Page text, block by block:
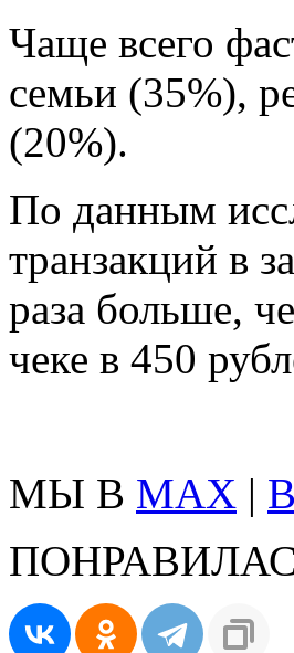
Чаще всего
семьи (35%),
(20%).
По данным
транзакций в
раза больше,
чеке в 450
МЫ В MAX |